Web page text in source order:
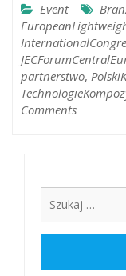
Event
partnerstwo,
Comments